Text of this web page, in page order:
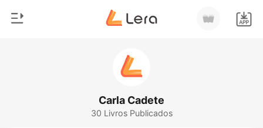
Carla Cadete
30 Livros Publicados